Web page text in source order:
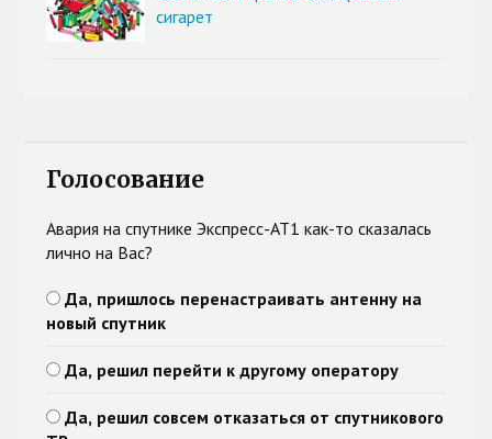
сигарет
Голосование
Авария на спутнике Экспресс-АТ1 как-то сказалась
лично на Вас?
Да, пришлось перенастраивать антенну на
новый спутник
Да, решил перейти к другому оператору
Да, решил совсем отказаться от спутникового